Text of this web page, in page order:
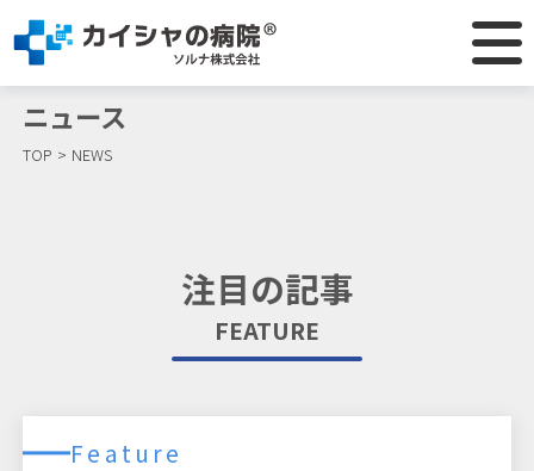
ニュース
TOP NEWS
注目の記事
FEATURE
Feature